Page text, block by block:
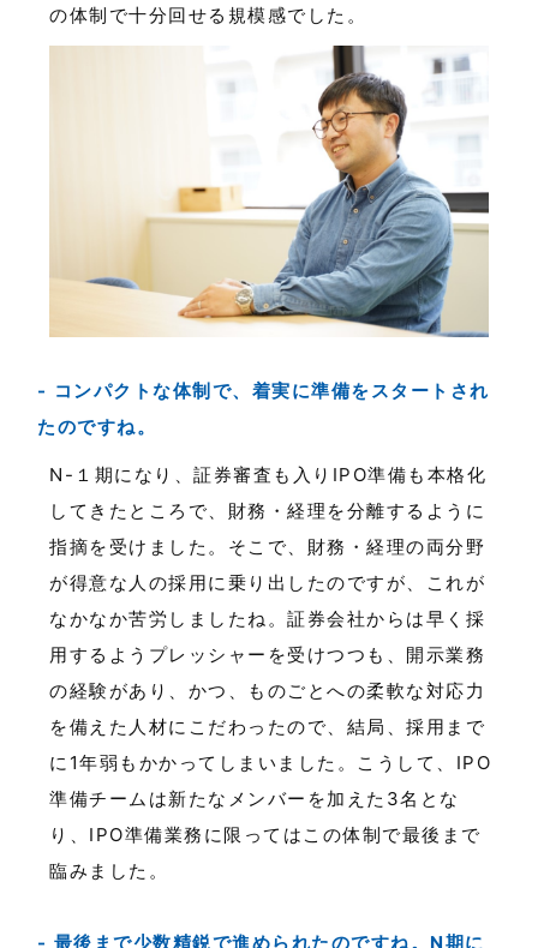
の体制で十分回せる規模感でした。
コンパクトな体制で、着実に準備をスタートされ
たのですね。
N-１期になり、証券審査も入りIPO準備も本格化
してきたところで、財務・経理を分離するように
指摘を受けました。そこで、財務・経理の両分野
が得意な人の採用に乗り出したのですが、これが
なかなか苦労しましたね。証券会社からは早く採
用するようプレッシャーを受けつつも、開示業務
の経験があり、かつ、ものごとへの柔軟な対応力
を備えた人材にこだわったので、結局、採用まで
に1年弱もかかってしまいました。こうして、IPO
準備チームは新たなメンバーを加えた3名とな
り、IPO準備業務に限ってはこの体制で最後まで
臨みました。
最後まで少数精鋭で進められたのですね。N期に